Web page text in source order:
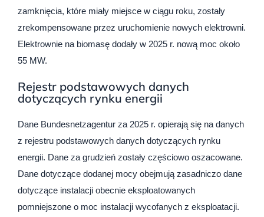
zamknięcia, które miały miejsce w ciągu roku, zostały
zrekompensowane przez uruchomienie nowych elektrowni.
Elektrownie na biomasę dodały w 2025 r. nową moc około
55 MW.
Rejestr podstawowych danych
dotyczących rynku energii
Dane Bundesnetzagentur za 2025 r. opierają się na danych
z rejestru podstawowych danych dotyczących rynku
energii. Dane za grudzień zostały częściowo oszacowane.
Dane dotyczące dodanej mocy obejmują zasadniczo dane
dotyczące instalacji obecnie eksploatowanych
pomniejszone o moc instalacji wycofanych z eksploatacji.